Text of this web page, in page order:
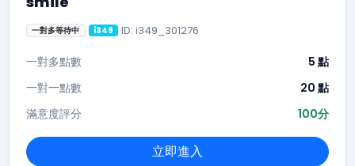
一對多等待中 i349 ID: i349_301276
一對多點數
5 點
一對一點數
20 點
滿意度評分
100分
立即進入